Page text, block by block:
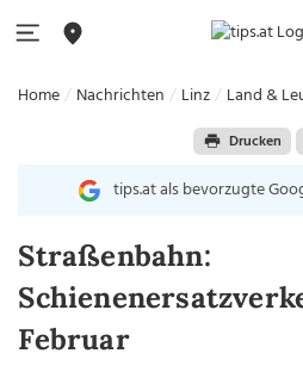
Home Nachrichten Linz Land &
Drucken
tips.at als bevorzugte
Straßenbahn:
Februar